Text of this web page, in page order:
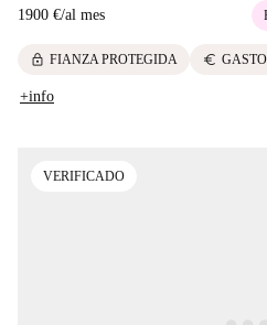
1900 €/al mes
lock FIANZA PROTEGIDA euro
+info
VERIFICADO